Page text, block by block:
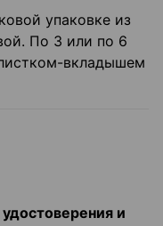
упаковке из
По 3 или по 6
вкладышем
и